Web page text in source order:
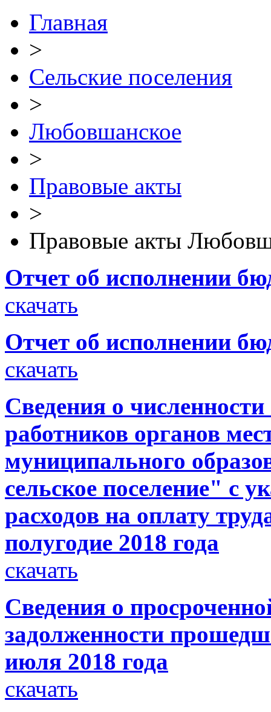
Главная
>
Сельские поселения
>
Любовшанское
>
Правовые акты
>
Правовые акты
Отчет об исполнении
скачать
Отчет об исполнении
скачать
Сведения о
работников органов
муниципального
сельское поселение" с
расходов на оплату
полугодие 2018 года
скачать
Сведения о
задолженности
июля 2018 года
скачать